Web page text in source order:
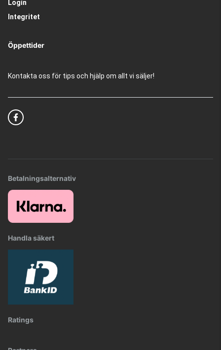
Login
Integritet
Öppettider
Kontakta oss för tips och hjälp om allt vi säljer!
Betalningsalternativ
Handla säkert
Ratings